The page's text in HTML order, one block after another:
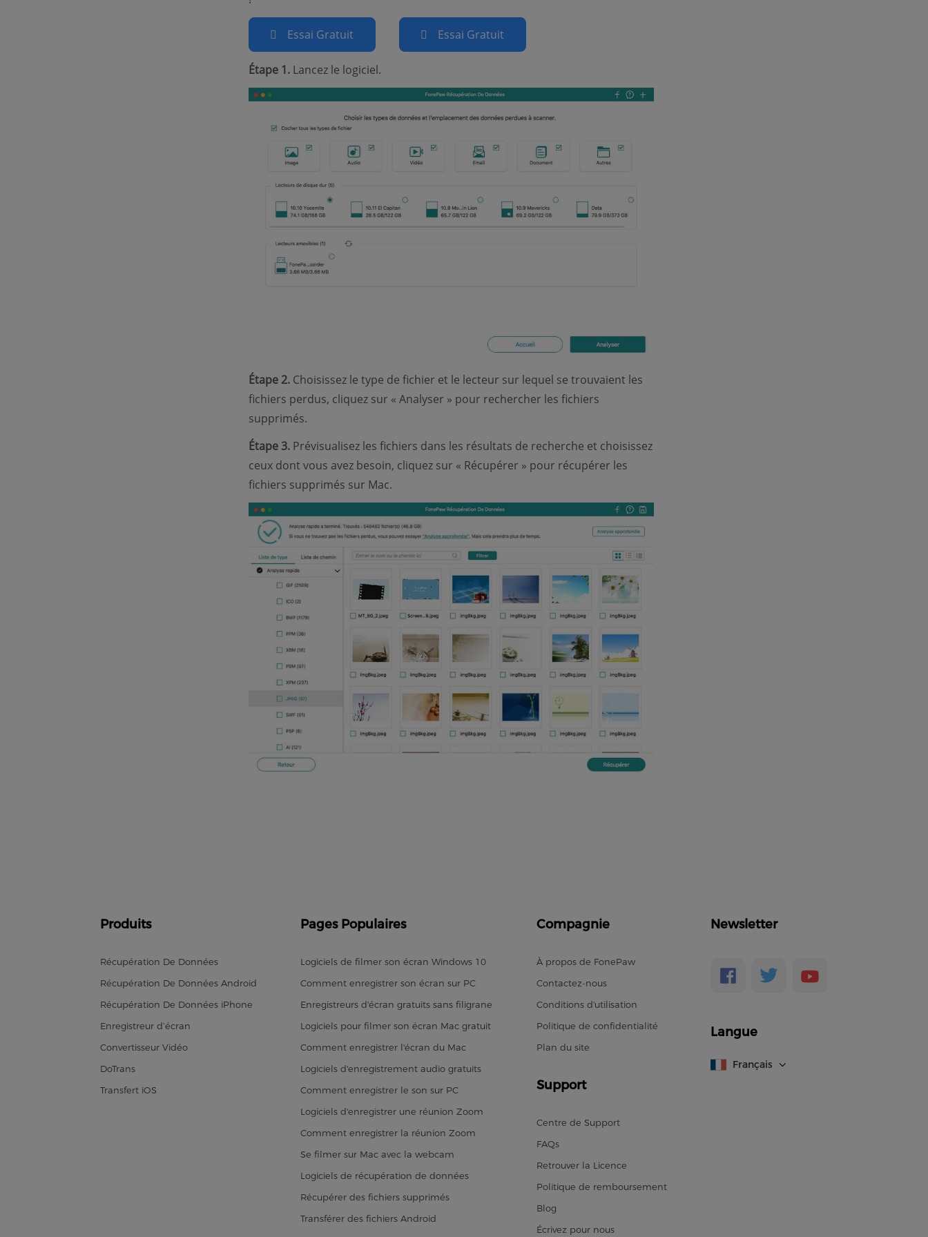
Essai Gratuit Essai Gratuit
Étape 1.Lancez le logiciel.
Étape 2.Choisissez le type de fichier et le lecteur sur lequel se trouvaient les
fichiers perdus, cliquez sur « Analyser » pour rechercher les fichiers
supprimés.
Étape 3.Prévisualisez les fichiers dans les résultats de recherche et choisissez
ceux dont vous avez besoin, cliquez sur « Récupérer » pour récupérer les
fichiers supprimés sur Mac.
Produits
Récupération De Données
Récupération De Données Android
Récupération De Données iPhone
Enregistreur d’écran
Convertisseur Vidéo
DoTrans
Transfert iOS
Pages Populaires
Logiciels de filmer son écran Windows 10
Comment enregistrer son écran sur PC
Enregistreurs d'écran gratuits sans filigrane
Logiciels pour filmer son écran Mac gratuit
Comment enregistrer l'écran du Mac
Logiciels d'enregistrement audio gratuits
Comment enregistrer le son sur PC
Logiciels d'enregistrer une réunion Zoom
Comment enregistrer la réunion Zoom
Se filmer sur Mac avec la webcam
Logiciels de récupération de données
Récupérer des fichiers supprimés
Transférer des fichiers Android
Compagnie
À propos de FonePaw
Contactez-nous
Conditions d'utilisation
Politique de confidentialité
Plan du site
Support
Centre de Support
FAQs
Retrouver la Licence
Politique de remboursement
Blog
Écrivez pour nous
Newsletter
Langue
Français